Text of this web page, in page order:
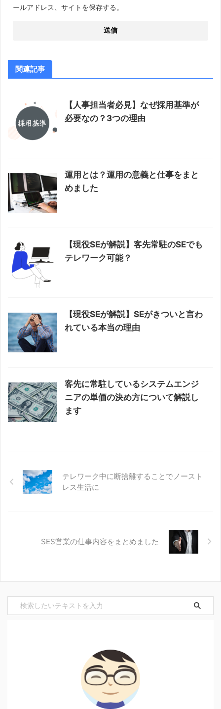
ールアドレス、サイトを保存する。
関連記事
【人事担当者必見】なぜ採用基準が
必要なの？3つの理由
運用とは？運用の意義と仕事をまと
めました
【現役SEが解説】客先常駐のSEでも
テレワーク可能？
【現役SEが解説】SEがきついと言わ
れている本当の理由
客先に常駐しているシステムエンジ
ニアの単価の決め方について解説し
ます
テレワーク中に断捨離することでノースト
レス生活に
SES営業の仕事内容をまとめました